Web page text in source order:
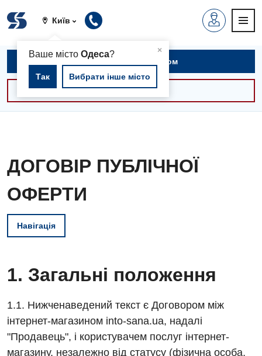
Київ
×
Ваше містоОдеса?
Так Вибрати інше місто
Записатися на прийом
Консультації -30%
ДОГОВІР ПУБЛІЧНОЇ
ОФЕРТИ
Навігація
1. Загальні положення
1.1. Нижченаведений текст є Договором між
інтернет-магазином into-sana.ua, надалі
"Продавець", і користувачем послуг інтернет-
магазину, незалежно від статусу (фізична особа,